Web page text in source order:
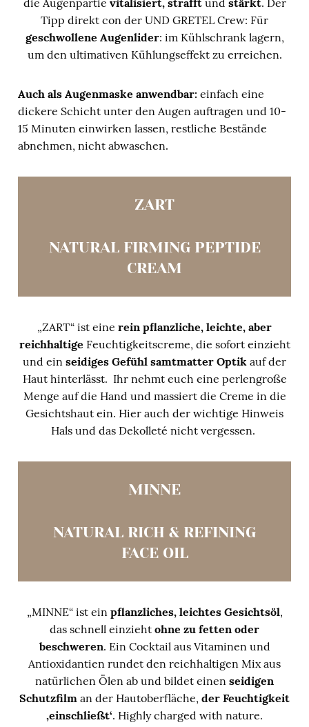
Tipp direkt con der UND GRETEL Crew: Für
geschwollene Augenlider: im Kühlschrank lagern,
um den ultimativen Kühlungseffekt zu erreichen.
Auch als Augenmaske anwendbar: einfach eine
dickere Schicht unter den Augen auftragen und 10-
15 Minuten einwirken lassen, restliche Bestände
abnehmen, nicht abwaschen.
ZART
NATURAL FIRMING PEPTIDE
CREAM
„ZART“ ist eine rein pflanzliche, leichte, aber
reichhaltige Feuchtigkeitscreme, die sofort einzieht
und ein seidiges Gefühl samtmatter Optik auf der
Haut hinterlässt. Ihr nehmt euch eine perlengroße
Menge auf die Hand und massiert die Creme in die
Gesichtshaut ein. Hier auch der wichtige Hinweis
Hals und das Dekolleté nicht vergessen.
MINNE
NATURAL RICH & REFINING
FACE OIL
„MINNE“ ist ein pflanzliches, leichtes Gesichtsöl,
das schnell einzieht ohne zu fetten oder
beschweren. Ein Cocktail aus Vitaminen und
Antioxidantien rundet den reichhaltigen Mix aus
natürlichen Ölen ab und bildet einen seidigen
Schutzfilm an der Hautoberfläche, der Feuchtigkeit
‚einschließt‘. Highly charged with nature.